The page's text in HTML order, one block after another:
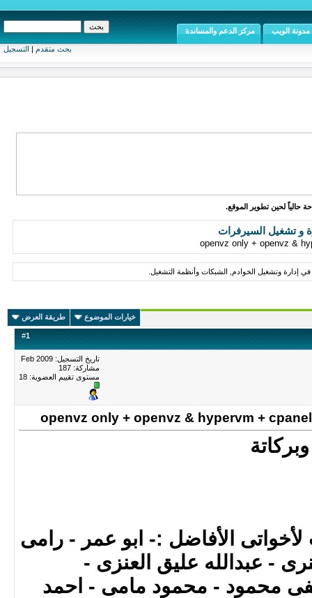
بحث متقدم | التسجيل
مدونة الويب مركز الدعم والمساندة
حالياً لحين تطوير الموقع.
و تشغيل السيرفرات
إدارة وتشغيل الخوادم, الشبكات وأنظمة التشغيل.
خيارات الموضوع طريقة العرض
#1
تاريخ التسجيل: Feb 2009
مشاركة: 187
مستوى تقييم العضوية: 18
الأفاضل :- ابو عمر - رامى
- عبدالله عليق العنزى -
محمود - محمود مامى - احمد